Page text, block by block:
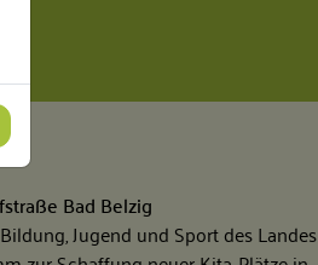
Bad Belzig
Jugend und Sport des Landes